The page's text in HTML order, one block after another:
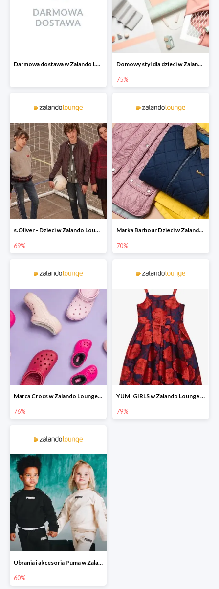
Darmowa dostawa w Zalando Lounge Domowy styl dla dzieci w Zalando Lounge do -75%
75%
s.Oliver - Dzieci w Zalando Lounge do -77%
69%
Marka Barbour Dzieci w Zalando Lounge do -70%
70%
Marca Crocs w Zalando Lounge do -76%
76%
YUMI GIRLS w Zalando Lounge do -79%
79%
Ubrania i akcesoria Puma w Zalando Lounge do -60%
60%